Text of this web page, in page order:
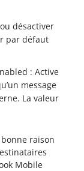
désactiver
par défaut
: Active
message
La valeur
raison
Mobile